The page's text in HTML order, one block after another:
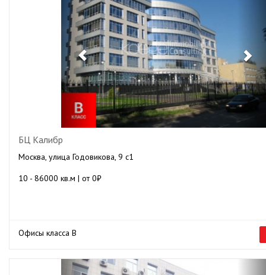
БЦ Калибр
Москва, улица Годовикова, 9 с1
10 - 86000 кв.м | от 0₽
Офисы класса B
Previous